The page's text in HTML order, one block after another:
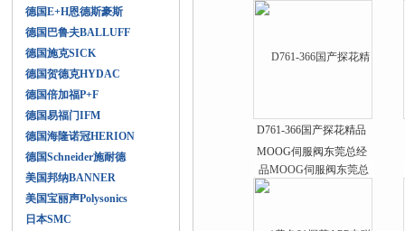
德国E+H恩德斯豪斯
德国巴鲁夫BALLUFF
德国施克SICK
德国贺德克HYDAC
德国倍加福P+F
德国易福门IFM
德国海隆诺冠HERION
德国Schneider施耐德
美国邦纳BANNER
美国宝丽声Polysonics
日本SMC
D761-366国产探花精品
MOOG伺服阀东莞总经
销